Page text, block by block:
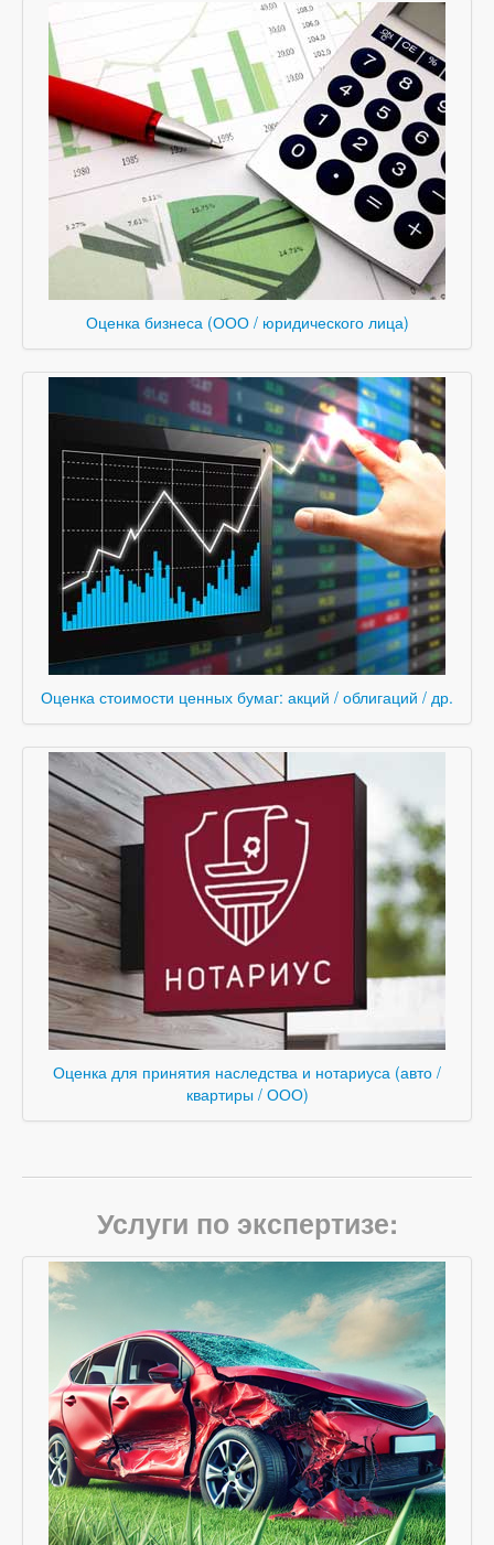
Оценка бизнеса (ООО / юридического лица)
Оценка стоимости ценных бумаг: акций / облигаций / др.
Оценка для принятия наследства и нотариуса (авто /
квартиры / ООО)
Услуги по экспертизе: